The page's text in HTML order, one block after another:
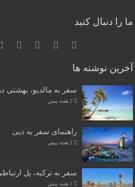
ما را دنبال کنید
آخرین نوشته ها
سفر به مالدیو، بهشتی
2 هفته پیش
راهنمای سفر به دبی
2 هفته پیش
سفر به ترکیه، پل
2 هفته پیش